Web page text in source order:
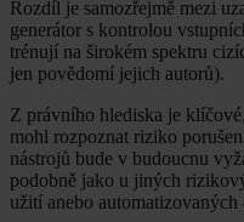
Rozdíl je samozřejmě mezi
generátor s kontrolou
trénují na širokém spektru
jen povědomí jejich autorů).
Z právního hlediska je
mohl rozpoznat riziko
nástrojů bude v budoucnu
podobně jako u jiných
užití anebo